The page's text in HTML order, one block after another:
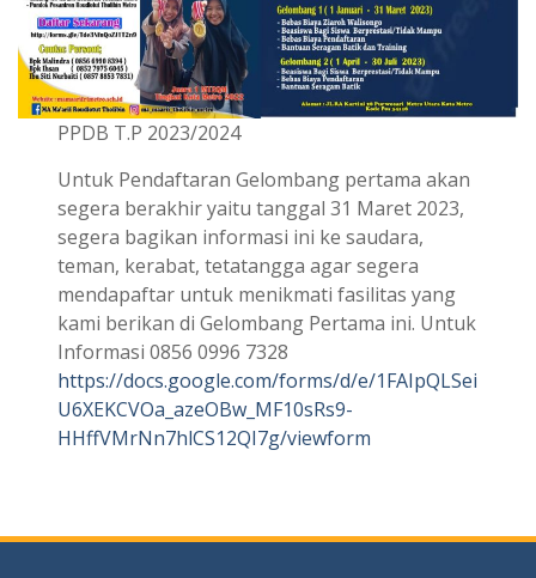
PPDB T.P 2023/2024
Untuk Pendaftaran Gelombang pertama akan
segera berakhir yaitu tanggal 31 Maret 2023,
segera bagikan informasi ini ke saudara,
teman, kerabat, tetatangga agar segera
mendapaftar untuk menikmati fasilitas yang
kami berikan di Gelombang Pertama ini. Untuk
Informasi 0856 0996 7328
https://docs.google.com/forms/d/e/1FAIpQLSei
U6XEKCVOa_azeOBw_MF10sRs9-
HHffVMrNn7hlCS12QI7g/viewform